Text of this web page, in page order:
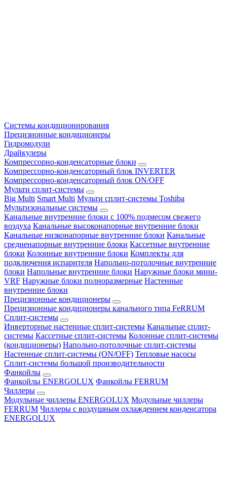
Системы кондиционирования
Прецизионные кондиционеры
Гидромодули
Драйкулеры
Компрессорно-конденсаторные блоки
Компрессорно-конденсаторный блок INVERTER
Компрессорно-конденсаторный блок ON/OFF
Мульти сплит-системы
Big Multi Smart Multi Мульти сплит-системы Toshiba
Мультизональные системы
Канальные внутренние блоки с 100% подмесом свежего
воздуха Канальные высоконапорные внутренние блоки
Канальные низконапорные внутренние блоки Канальные
средненапорные внутренние блоки Кассетные внутренние
блоки Колонные внутренние блоки Комплекты для
подключения испарителя Напольно-потолочные внутренние
блоки Напольные внутренние блоки Наружные блоки мини-
VRF Наружные блоки полноразмерные Настенные
внутренние блоки
Прецизионные кондиционеры
Прецизионные кондиционеры канального типа FeRRUM
Сплит-системы
Инверторные настенные сплит-системы Канальные сплит-
системы Кассетные сплит-системы Колонные сплит-системы
(кондиционеры) Напольно-потолочные сплит-системы
Настенные сплит-системы (ON/OFF) Тепловые насосы
Сплит-системы большой производительности
Фанкойлы
Фанкойлы ENERGOLUX Фанкойлы FERRUM
Чиллеры
Модульные чиллеры ENERGOLUX Модульные чиллеры
FERRUM Чиллеры с воздушным охлаждением конденсатора
ENERGOLUX